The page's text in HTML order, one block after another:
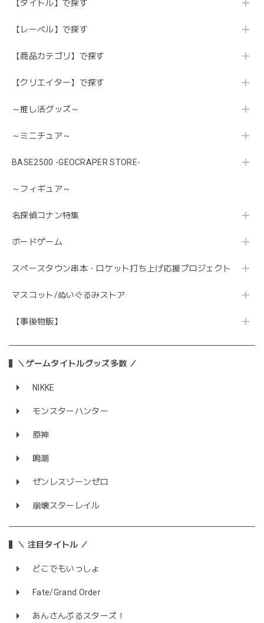
【タイトル】で探す
【レーベル】で探す
【商品カテゴリ】で探す
【クリエイター】で探す
～推し活グッズ～
～ミニチュア～
BASE2500 -GEOCRAPER STORE-
～フィギュア～
名探偵コナン特集
ボードゲーム
スペースタウン串本・ロケット打ち上げ応援プロジェクト
マスコット/ぬいぐるみストア
【事後物販】
＼ゲームタイトルグッズ多数 ／
NIKKE
モンスターハンター
原神
鳴潮
ゼンレスゾーンゼロ
崩壊スターレイル
＼ 注目タイトル ／
どこでもいっしょ
Fate/Grand Order
あんさんぶるスターズ！